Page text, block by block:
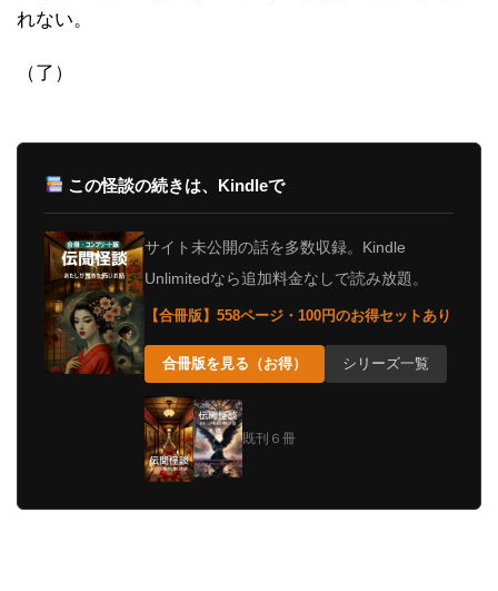
れない。
（了）
この怪談の続きは、Kindleで
サイト未公開の話を多数収録。Kindle
Unlimitedなら追加料金なしで読み放題。
【合冊版】558ページ・100円のお得セットあり
合冊版を見る（お得） シリーズ一覧
既刊６冊